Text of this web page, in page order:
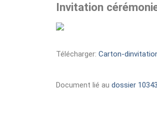
Invitation
Télécharger: Carton-
Document lié au dossier 10343